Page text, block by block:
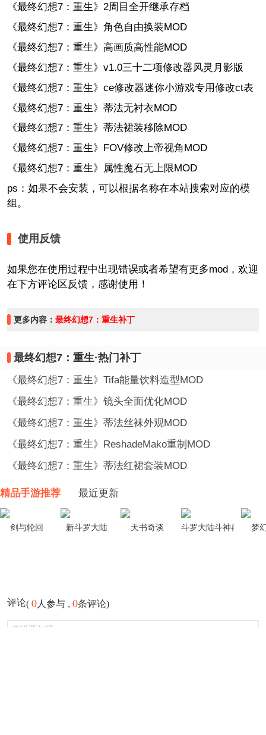
《最终幻想7：重生》2周目全开继承存档
《最终幻想7：重生》角色自由换装MOD
《最终幻想7：重生》高画质高性能MOD
《最终幻想7：重生》v1.0三十二项修改器风灵月影版
《最终幻想7：重生》ce修改器迷你小游戏专用修改ct表
《最终幻想7：重生》蒂法无衬衣MOD
《最终幻想7：重生》蒂法裙装移除MOD
《最终幻想7：重生》FOV修改上帝视角MOD
《最终幻想7：重生》属性魔石无上限MOD
ps：如果不会安装，可以根据名称在本站搜索对应的模
组。
使用反馈
如果您在使用过程中出现错误或者希望有更多mod，欢迎
在下方评论区反馈，感谢使用！
更多内容： 最终幻想7：重生补丁
最终幻想7：重生·热门补丁
《最终幻想7：重生》Tifa能量饮料造型MOD
《最终幻想7：重生》镜头全面优化MOD
《最终幻想7：重生》蒂法丝袜外观MOD
《最终幻想7：重生》ReshadeMako重制MOD
《最终幻想7：重生》蒂法红裙套装MOD
精品手游推荐 最近更新
剑与轮回 新斗罗大陆 天书奇谈 斗罗大陆斗神再临 梦
评论( 0人参与 , 0条评论)